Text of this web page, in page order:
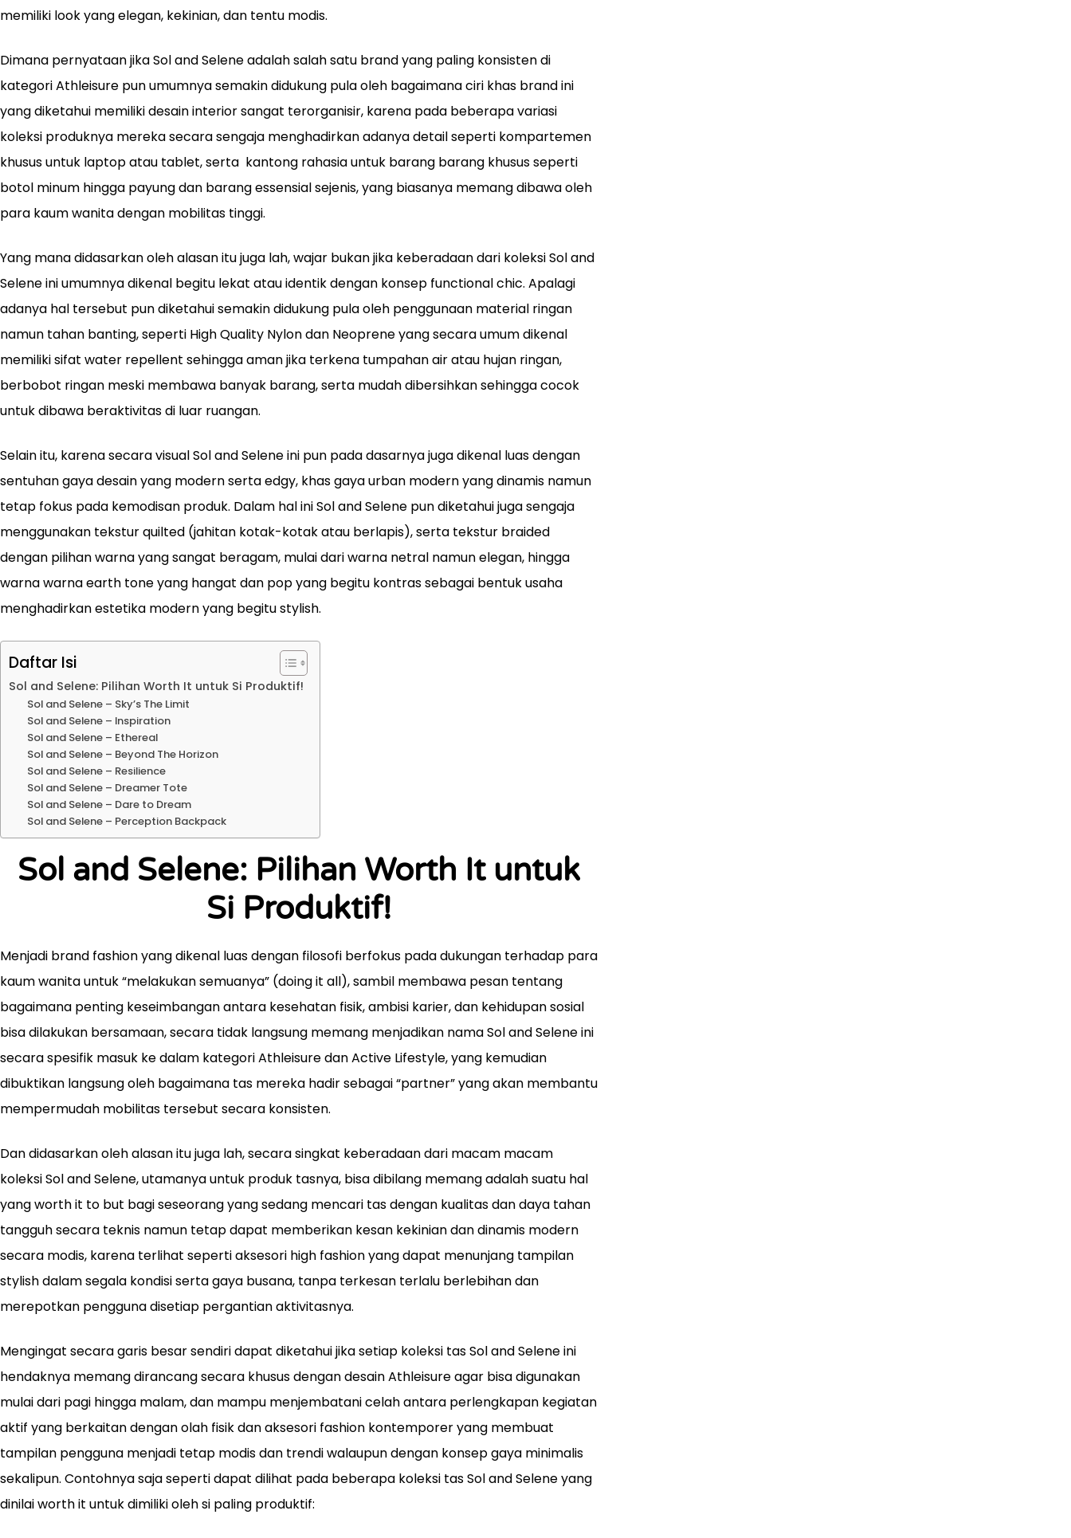
memiliki look yang elegan, kekinian, dan tentu modis.
Dimana pernyataan jika Sol and Selene adalah salah satu brand yang paling konsisten di
kategori Athleisure pun umumnya semakin didukung pula oleh bagaimana ciri khas brand ini
yang diketahui memiliki desain interior sangat terorganisir, karena pada beberapa variasi
koleksi produknya mereka secara sengaja menghadirkan adanya detail seperti kompartemen
khusus untuk laptop atau tablet, serta kantong rahasia untuk barang barang khusus seperti
botol minum hingga payung dan barang essensial sejenis, yang biasanya memang dibawa oleh
para kaum wanita dengan mobilitas tinggi.
Yang mana didasarkan oleh alasan itu juga lah, wajar bukan jika keberadaan dari koleksi Sol and
Selene ini umumnya dikenal begitu lekat atau identik dengan konsep functional chic. Apalagi
adanya hal tersebut pun diketahui semakin didukung pula oleh penggunaan material ringan
namun tahan banting, seperti High Quality Nylon dan Neoprene yang secara umum dikenal
memiliki sifat water repellent sehingga aman jika terkena tumpahan air atau hujan ringan,
berbobot ringan meski membawa banyak barang, serta mudah dibersihkan sehingga cocok
untuk dibawa beraktivitas di luar ruangan.
Selain itu, karena secara visual Sol and Selene ini pun pada dasarnya juga dikenal luas dengan
sentuhan gaya desain yang modern serta edgy, khas gaya urban modern yang dinamis namun
tetap fokus pada kemodisan produk. Dalam hal ini Sol and Selene pun diketahui juga sengaja
menggunakan tekstur quilted (jahitan kotak-kotak atau berlapis), serta tekstur braided
dengan pilihan warna yang sangat beragam, mulai dari warna netral namun elegan, hingga
warna warna earth tone yang hangat dan pop yang begitu kontras sebagai bentuk usaha
menghadirkan estetika modern yang begitu stylish.
Daftar Isi
Sol and Selene: Pilihan Worth It untuk Si Produktif!
Sol and Selene – Sky’s The Limit
Sol and Selene – Inspiration
Sol and Selene – Ethereal
Sol and Selene – Beyond The Horizon
Sol and Selene – Resilience
Sol and Selene – Dreamer Tote
Sol and Selene – Dare to Dream
Sol and Selene – Perception Backpack
Sol and Selene: Pilihan Worth It untuk
Si Produktif!
Menjadi brand fashion yang dikenal luas dengan filosofi berfokus pada dukungan terhadap para
kaum wanita untuk “melakukan semuanya” (doing it all), sambil membawa pesan tentang
bagaimana penting keseimbangan antara kesehatan fisik, ambisi karier, dan kehidupan sosial
bisa dilakukan bersamaan, secara tidak langsung memang menjadikan nama Sol and Selene ini
secara spesifik masuk ke dalam kategori Athleisure dan Active Lifestyle, yang kemudian
dibuktikan langsung oleh bagaimana tas mereka hadir sebagai “partner” yang akan membantu
mempermudah mobilitas tersebut secara konsisten.
Dan didasarkan oleh alasan itu juga lah, secara singkat keberadaan dari macam macam
koleksi Sol and Selene, utamanya untuk produk tasnya, bisa dibilang memang adalah suatu hal
yang worth it to but bagi seseorang yang sedang mencari tas dengan kualitas dan daya tahan
tangguh secara teknis namun tetap dapat memberikan kesan kekinian dan dinamis modern
secara modis, karena terlihat seperti aksesori high fashion yang dapat menunjang tampilan
stylish dalam segala kondisi serta gaya busana, tanpa terkesan terlalu berlebihan dan
merepotkan pengguna disetiap pergantian aktivitasnya.
Mengingat secara garis besar sendiri dapat diketahui jika setiap koleksi tas Sol and Selene ini
hendaknya memang dirancang secara khusus dengan desain Athleisure agar bisa digunakan
mulai dari pagi hingga malam, dan mampu menjembatani celah antara perlengkapan kegiatan
aktif yang berkaitan dengan olah fisik dan aksesori fashion kontemporer yang membuat
tampilan pengguna menjadi tetap modis dan trendi walaupun dengan konsep gaya minimalis
sekalipun. Contohnya saja seperti dapat dilihat pada beberapa koleksi tas Sol and Selene yang
dinilai worth it untuk dimiliki oleh si paling produktif: